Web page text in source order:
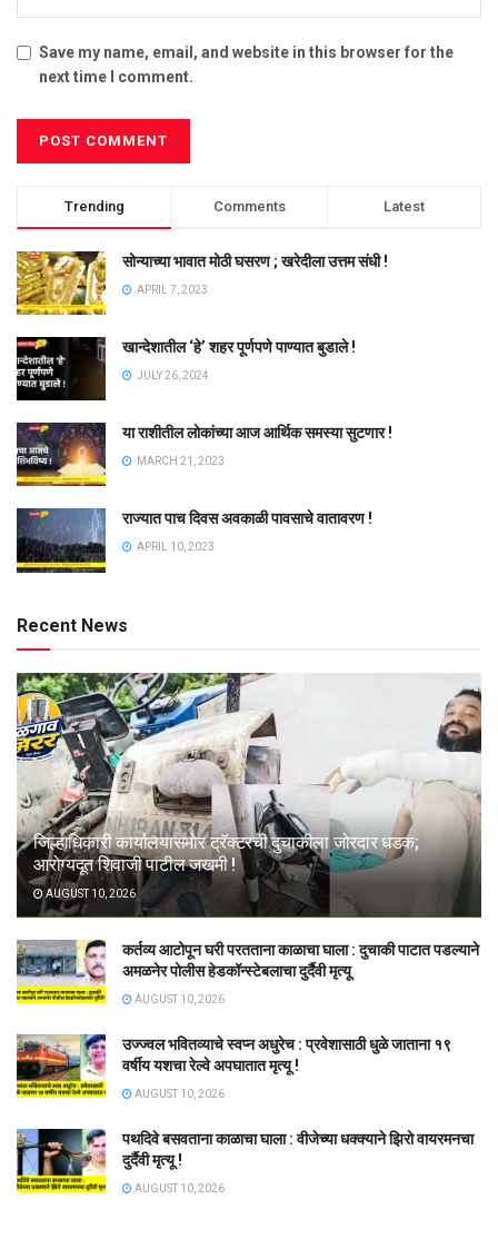
Save my name, email, and website in this browser for the
next time I comment.
Trending Comments Latest
सोन्याच्या भावात मोठी घसरण ; खरेदीला उत्तम संधी !
APRIL 7, 2023
खान्देशातील ‘हे’ शहर पूर्णपणे पाण्यात बुडाले !
JULY 26, 2024
या राशीतील लोकांच्या आज आर्थिक समस्या सुटणार !
MARCH 21, 2023
राज्यात पाच दिवस अवकाळी पावसाचे वातावरण !
APRIL 10, 2023
Recent News
जिल्हाधिकारी कार्यालयासमोर ट्रॅक्टरची दुचाकीला जोरदार धडक;
आरोग्यदूत शिवाजी पाटील जखमी !
AUGUST 10, 2026
कर्तव्य आटोपून घरी परतताना काळाचा घाला : दुचाकी पाटात पडल्याने
अमळनेर पोलीस हेडकॉन्स्टेबलाचा दुर्दैवी मृत्यू
AUGUST 10, 2026
उज्ज्वल भवितव्याचे स्वप्न अधुरेच : प्रवेशासाठी धुळे जाताना १९
वर्षीय यशचा रेल्वे अपघातात मृत्यू !
AUGUST 10, 2026
पथदिवे बसवताना काळाचा घाला : वीजेच्या धक्क्याने झिरो वायरमनचा
दुर्दैवी मृत्यू !
AUGUST 10, 2026